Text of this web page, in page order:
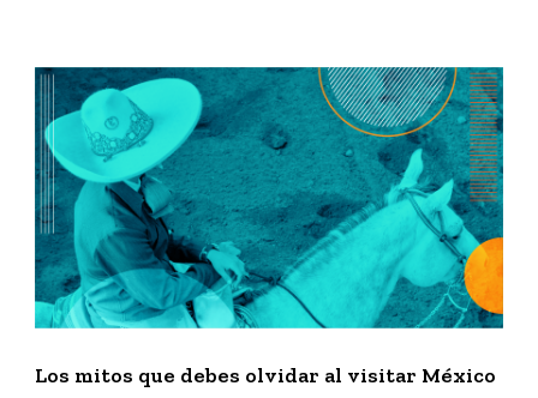
Los mitos que debes olvidar al visitar México